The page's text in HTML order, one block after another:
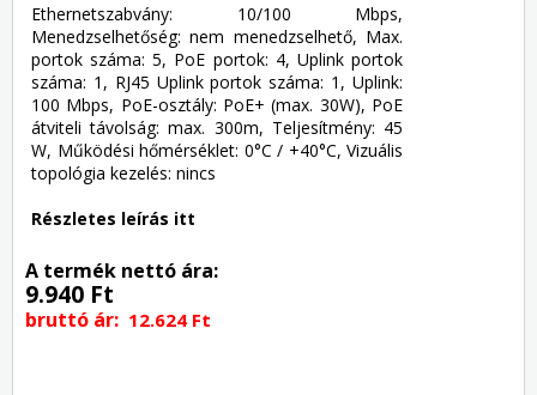
Ethernetszabvány: 10/100 Mbps,
Menedzselhetőség: nem menedzselhető, Max.
portok száma: 5, PoE portok: 4, Uplink portok
száma: 1, RJ45 Uplink portok száma: 1, Uplink:
100 Mbps, PoE-osztály: PoE+ (max. 30W), PoE
átviteli távolság: max. 300m, Teljesítmény: 45
W, Működési hőmérséklet: 0°C / +40°C, Vizuális
topológia kezelés: nincs
Részletes leírás itt
A termék nettó ára:
9.940 Ft
bruttó ár: 12.624 Ft